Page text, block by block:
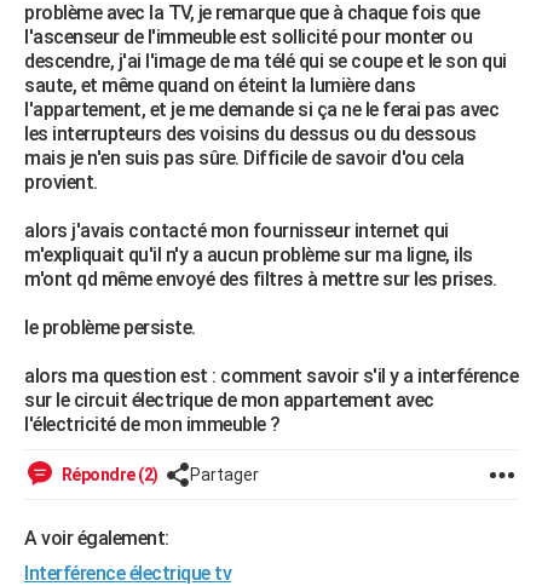
Art de vivre
Bien-être
Loisirs
Mode
Modes de vie
SANTE
Alimentation
Guide de la santé
Maladies
Médicaments
Sommeil
VOYAGE
Destinations
City break
Voyage nature
Voyage de noces
Forum
Climat
+PHOTO
GUIDES D'ACHAT
CARTE DE VOEUX
PROGRAMME TV
COPAINS D'AVANT
AVIS DE DÉCÈS
Bricolage
problème avec la TV, je remarque que à chaque fois que
l'ascenseur de l'immeuble est sollicité pour monter ou
descendre, j'ai l'image de ma télé qui se coupe et le son qui
saute, et même quand on éteint la lumière dans
l'appartement, et je me demande si ça ne le ferai pas avec
les interrupteurs des voisins du dessus ou du dessous
mais je n'en suis pas sûre. Difficile de savoir d'ou cela
provient.
alors j'avais contacté mon fournisseur internet qui
m'expliquait qu'il n'y a aucun problème sur ma ligne, ils
m'ont qd même envoyé des filtres à mettre sur les prises.
le problème persiste.
alors ma question est : comment savoir s'il y a interférence
sur le circuit électrique de mon appartement avec
l'électricité de mon immeuble ?
Répondre (2) Partager
A voir également:
Interférence électrique tv